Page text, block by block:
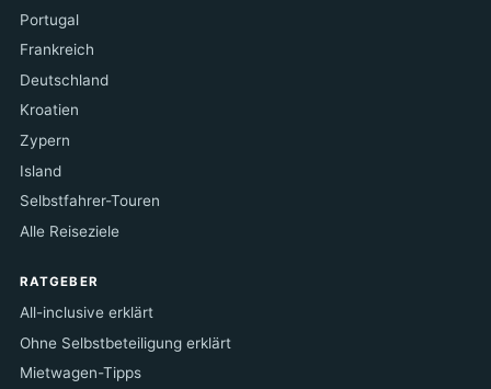
Portugal
Frankreich
Deutschland
Kroatien
Zypern
Island
Selbstfahrer-Touren
Alle Reiseziele
RATGEBER
All-inclusive erklärt
Ohne Selbstbeteiligung erklärt
Mietwagen-Tipps